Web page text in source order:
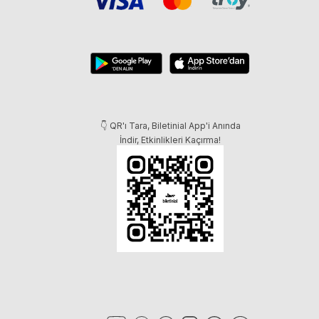
👇 QR'ı Tara, Biletinial App'i Anında
İndir, Etkinlikleri Kaçırma!